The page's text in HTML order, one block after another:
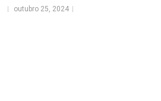
outubro 25, 2024